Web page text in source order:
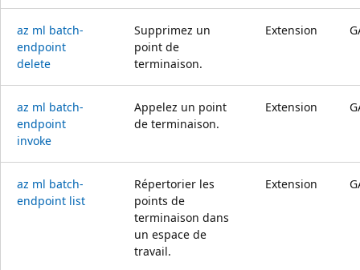
az ml batch-
endpoint
delete
Supprimez un
point de
terminaison.
Extension
az ml batch-
endpoint
invoke
Appelez un point
de terminaison.
Extension
az ml batch-
endpoint list
Répertorier les
points de
terminaison dans
un espace de
travail.
Extension